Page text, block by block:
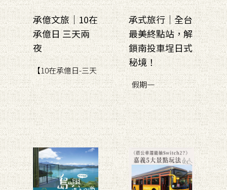
承億文旅｜10在
承億日 三天兩
夜
【10在承億日-三天
承式旅行｜全台
最美終點站，解
鎖南投車埕日式
秘境！
假期一